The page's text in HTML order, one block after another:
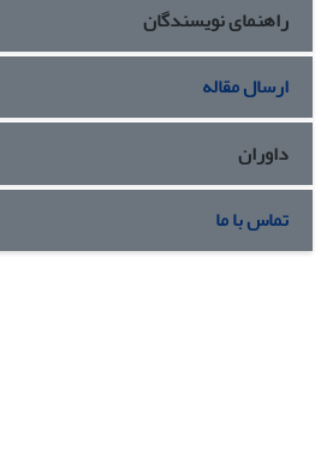
راهنمای نویسندگان
ارسال مقاله
داوران
تماس با ما